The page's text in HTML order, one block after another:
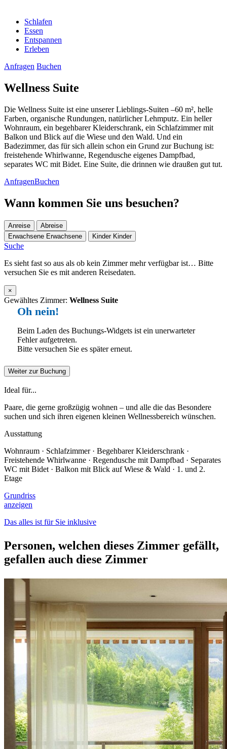
Schlafen
Essen
Entspannen
Erleben
Anfragen Buchen
Wellness Suite
Die Wellness Suite ist eine unserer Lieblings-Suiten –60 m², helle
Farben, organische Rundungen, natürlicher Lehmputz. Ein heller
Wohnraum, ein begehbarer Kleiderschrank, ein Schlafzimmer mit
Balkon und Blick auf die Wiese und den Wald. Und ein
Badezimmer, das für sich allein schon ein Grund zur Buchung ist:
freistehende Whirlwanne, Regendusche eigenes Dampfbad,
separates WC mit Bidet. Eine Suite, die drinnen wie draußen gut tut.
AnfragenBuchen
Wann kommen Sie uns besuchen?
Anreise
Abreise
Erwachsene Erwachsene Kinder Kinder
Suche
Es sieht fast so aus als ob kein Zimmer mehr verfügbar ist… Bitte
versuchen Sie es mit anderen Reisedaten.
×
Gewähltes Zimmer: Wellness Suite
Oh nein!
Beim Laden des Buchungs-Widgets ist ein unerwarteter
Fehler aufgetreten.
Bitte versuchen Sie es später erneut.
Weiter zur Buchung
Ideal für...
Paare, die gerne großzügig wohnen – und alle die das Besondere
suchen und sich ihren eigenen kleinen Wellnessbereich wünschen.
Ausstattung
Wohnraum · Schlafzimmer · Begehbarer Kleiderschrank ·
Freistehende Whirlwanne · Regendusche mit Dampfbad · Separates
WC mit Bidet · Balkon mit Blick auf Wiese & Wald · 1. und 2.
Etage
Grundriss
anzeigen
Das alles ist für Sie inklusive
Personen, welchen dieses Zimmer gefällt,
gefallen auch diese Zimmer